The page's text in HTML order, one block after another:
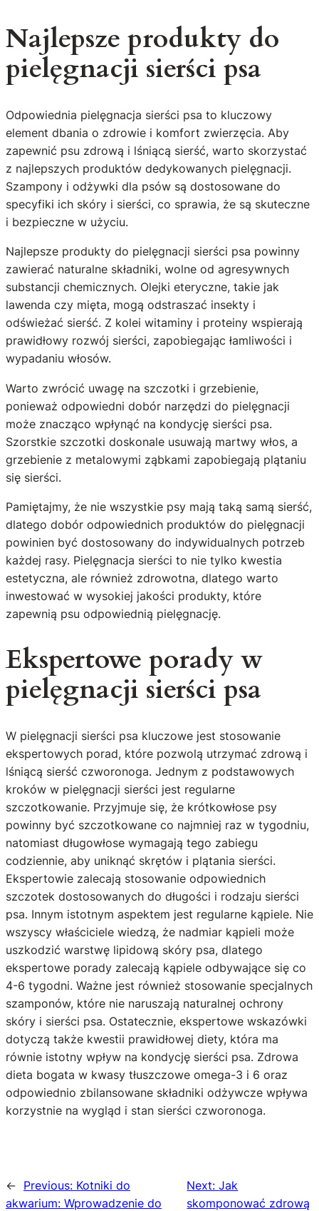
Najlepsze produkty do
pielęgnacji sierści psa
Odpowiednia pielęgnacja sierści psa to kluczowy
element dbania o zdrowie i komfort zwierzęcia. Aby
zapewnić psu zdrową i lśniącą sierść, warto skorzystać
z najlepszych produktów dedykowanych pielęgnacji.
Szampony i odżywki dla psów są dostosowane do
specyfiki ich skóry i sierści, co sprawia, że są skuteczne
i bezpieczne w użyciu.
Najlepsze produkty do pielęgnacji sierści psa powinny
zawierać naturalne składniki, wolne od agresywnych
substancji chemicznych. Olejki eteryczne, takie jak
lawenda czy mięta, mogą odstraszać insekty i
odświeżać sierść. Z kolei witaminy i proteiny wspierają
prawidłowy rozwój sierści, zapobiegając łamliwości i
wypadaniu włosów.
Warto zwrócić uwagę na szczotki i grzebienie,
ponieważ odpowiedni dobór narzędzi do pielęgnacji
może znacząco wpłynąć na kondycję sierści psa.
Szorstkie szczotki doskonale usuwają martwy włos, a
grzebienie z metalowymi ząbkami zapobiegają plątaniu
się sierści.
Pamiętajmy, że nie wszystkie psy mają taką samą sierść,
dlatego dobór odpowiednich produktów do pielęgnacji
powinien być dostosowany do indywidualnych potrzeb
każdej rasy. Pielęgnacja sierści to nie tylko kwestia
estetyczna, ale również zdrowotna, dlatego warto
inwestować w wysokiej jakości produkty, które
zapewnią psu odpowiednią pielęgnację.
Ekspertowe porady w
pielęgnacji sierści psa
W pielęgnacji sierści psa kluczowe jest stosowanie
ekspertowych porad, które pozwolą utrzymać zdrową i
lśniącą sierść czworonoga. Jednym z podstawowych
kroków w pielęgnacji sierści jest regularne
szczotkowanie. Przyjmuje się, że krótkowłose psy
powinny być szczotkowane co najmniej raz w tygodniu,
natomiast długowłose wymagają tego zabiegu
codziennie, aby uniknąć skrętów i plątania sierści.
Ekspertowie zalecają stosowanie odpowiednich
szczotek dostosowanych do długości i rodzaju sierści
psa. Innym istotnym aspektem jest regularne kąpiele. Nie
wszyscy właściciele wiedzą, że nadmiar kąpieli może
uszkodzić warstwę lipidową skóry psa, dlatego
ekspertowe porady zalecają kąpiele odbywające się co
4-6 tygodni. Ważne jest również stosowanie specjalnych
szamponów, które nie naruszają naturalnej ochrony
skóry i sierści psa. Ostatecznie, ekspertowe wskazówki
dotyczą także kwestii prawidłowej diety, która ma
równie istotny wpływ na kondycję sierści psa. Zdrowa
dieta bogata w kwasy tłuszczowe omega-3 i 6 oraz
odpowiednio zbilansowane składniki odżywcze wpływa
korzystnie na wygląd i stan sierści czworonoga.
← Previous: Kotniki do
akwarium: Wprowadzenie do
Next:Jak
skomponować zdrową